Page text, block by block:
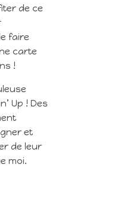
de ce
faire
carte
!
Up ! Des
et
de leur
moi.